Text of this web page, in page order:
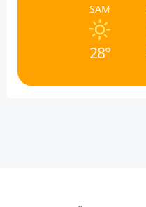
SAM
28°